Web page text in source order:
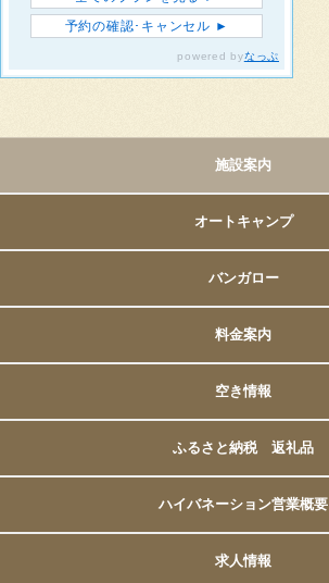
施設案内
オートキャンプ
バンガロー
料金案内
空き情報
ふるさと納税 返礼品
ハイバネーション営業概要
求人情報